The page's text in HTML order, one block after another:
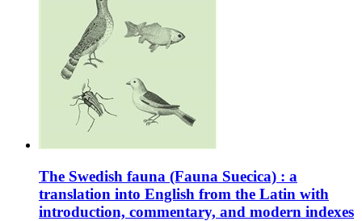
The Swedish fauna (Fauna Suecica) : a
translation into English from the Latin with
introduction, commentary, and modern indexes